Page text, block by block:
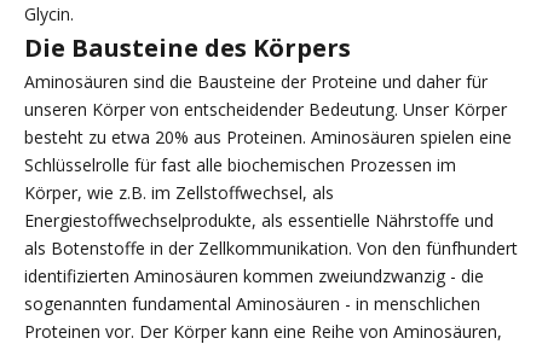
Glycin.
Die Bausteine des Körpers
Aminosäuren sind die Bausteine der Proteine und daher für
unseren Körper von entscheidender Bedeutung. Unser Körper
besteht zu etwa 20% aus Proteinen. Aminosäuren spielen eine
Schlüsselrolle für fast alle biochemischen Prozessen im
Körper, wie z.B. im Zellstoffwechsel, als
Energiestoffwechselprodukte, als essentielle Nährstoffe und
als Botenstoffe in der Zellkommunikation. Von den fünfhundert
identifizierten Aminosäuren kommen zweiundzwanzig - die
sogenannten fundamental Aminosäuren - in menschlichen
Proteinen vor. Der Körper kann eine Reihe von Aminosäuren,